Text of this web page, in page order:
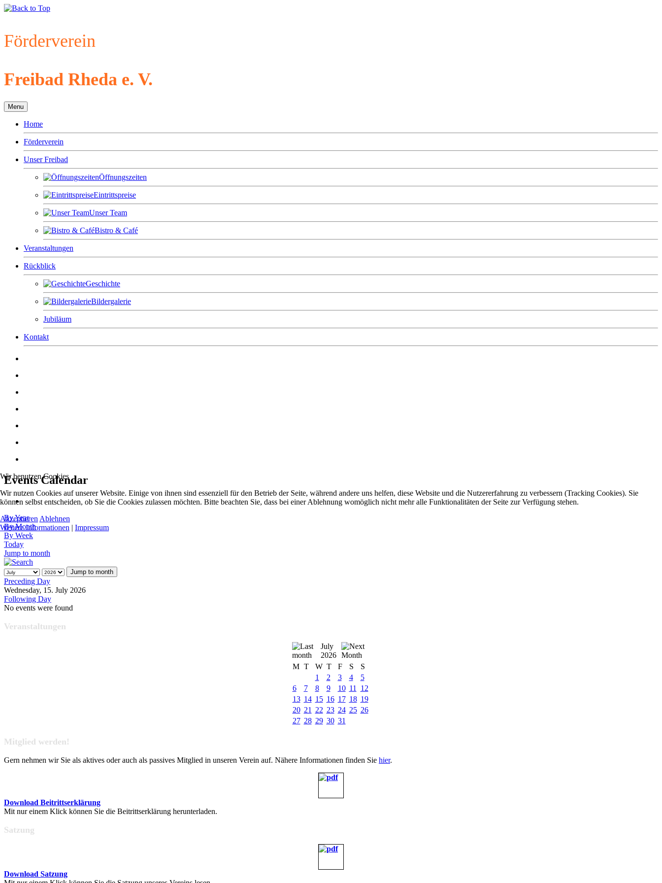
Förderverein
Freibad Rheda e. V.
Menu
Home
Förderverein
Unser Freibad
Öffnungszeiten
Eintrittspreise
Unser Team
Bistro & Café
Veranstaltungen
Rückblick
Geschichte
Bildergalerie
Jubiläum
Kontakt
Events Calendar
By Year
By Month
By Week
Today
Jump to month
Jump to month
Preceding Day
Wednesday, 15. July 2026
Following Day
No events were found
Veranstaltungen
July
2026
M T W T F S
S
1
2 3 4
5
6
7 8 9 10 11
12
13 14 15 16 17 18 19
20 21 22 23 24 25 26
27 28 29 30 31
Mitglied werden!
Gern nehmen wir Sie als aktives oder auch als passives Mitglied in unseren Verein auf. Nähere Informationen finden Sie hier.
Download Beitrittserklärung
Mit nur einem Klick können Sie die Beitrittserklärung herunterladen.
Satzung
Download Satzung
Wir benutzen Cookies
Wir nutzen Cookies auf unserer Website. Einige von ihnen sind essenziell für den Betrieb der Seite, während andere uns helfen, diese Website und die Nutzererfahrung zu verbessern (Tracking Cookies). Sie
können selbst entscheiden, ob Sie die Cookies zulassen möchten. Bitte beachten Sie, dass bei einer Ablehnung womöglich nicht mehr alle Funktionalitäten der Seite zur Verfügung stehen.
Akzeptieren Ablehnen
Weitere Informationen | Impressum